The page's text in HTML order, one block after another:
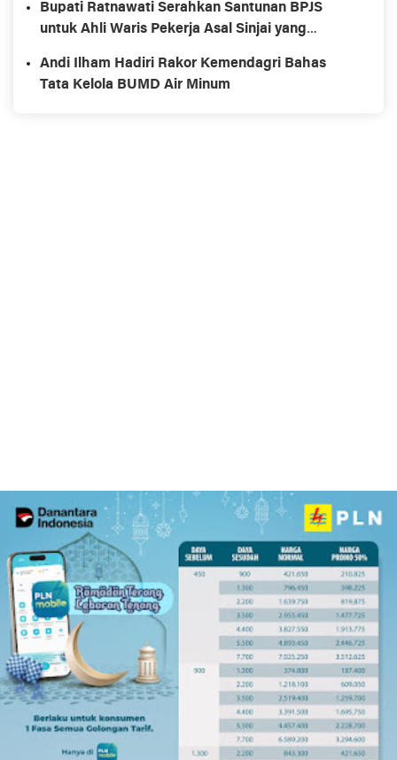
Bupati Ratnawati Serahkan Santunan BPJS
untuk Ahli Waris Pekerja Asal Sinjai yang
Andi Ilham Hadiri Rakor Kemendagri Bahas
Tata Kelola BUMD Air Minum